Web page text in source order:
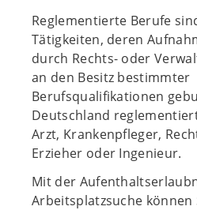
Reglementierte Berufe
Tätigkeiten, deren
durch Rechts- oder
an den Besitz bestimmter
Berufsqualifikationen
Deutschland
Arzt, Krankenpfleger,
Erzieher oder Ingenieur.
Mit der
Arbeitsplatzsuche können